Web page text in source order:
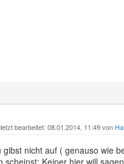
bearbeitet: 08.01.2014, 11:49 von
gibst nicht auf ( genauso wie
scheinst: Keiner hier will